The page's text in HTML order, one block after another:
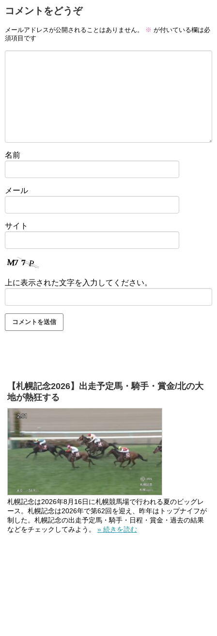
コメントをどうぞ
メールアドレスが公開されることはありません。 ※ が付いている欄は必
須項目です
名前
メール
サイト
上に表示された文字を入力してください。
【札幌記念2026】出走予定馬・騎手・賞金/北の大
地が熱狂する
札幌記念は2026年8月16日に札幌競馬場で行われる夏のビッグレ
ース。札幌記念は2026年で第62回を迎え、昨年はトップナイフが
制した。札幌記念の出走予定馬・騎手・日程・賞金・過去の結果
などをチェックしてみよう。 » 続きを読む